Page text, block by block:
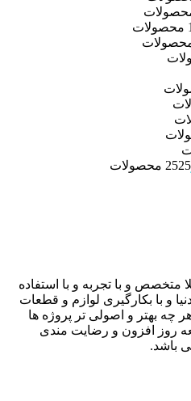
2525 محصولات
متخصص و با تجربه و با استفاده
و با بکارگیری لوازم و قطعات
چه بهتر و اصولی تر پروژه ها
روز افزون و رضایت مندی
باشد.